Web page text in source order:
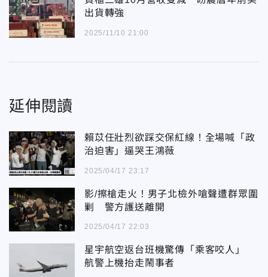
出貨轉強
2025/11/10 21:00
延伸閱讀
賴苡任壯烈欲踩交保紅線！全場喊「政
治迫害」逼哭王鴻薇
2025/04/17 23:17
影/擦槍走火！男子北檢外嗆聲遭群眾圍
剿 警方護送離開
2025/04/17 22:03
星宇航空返台班機驚傳「乘客咬人」
航警上機抬走鬧事者